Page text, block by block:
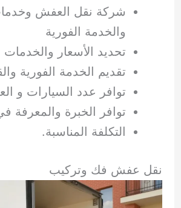
شركة نقل العفش
والخدمة الفورية
تحديد الأسعار والخدمات
تقديم الخدمة الفورية
توافر عدد السيارات و
توافر الخبرة والمعرفة
التكلفة المناسبة.
نقل عفش فك وتركيب